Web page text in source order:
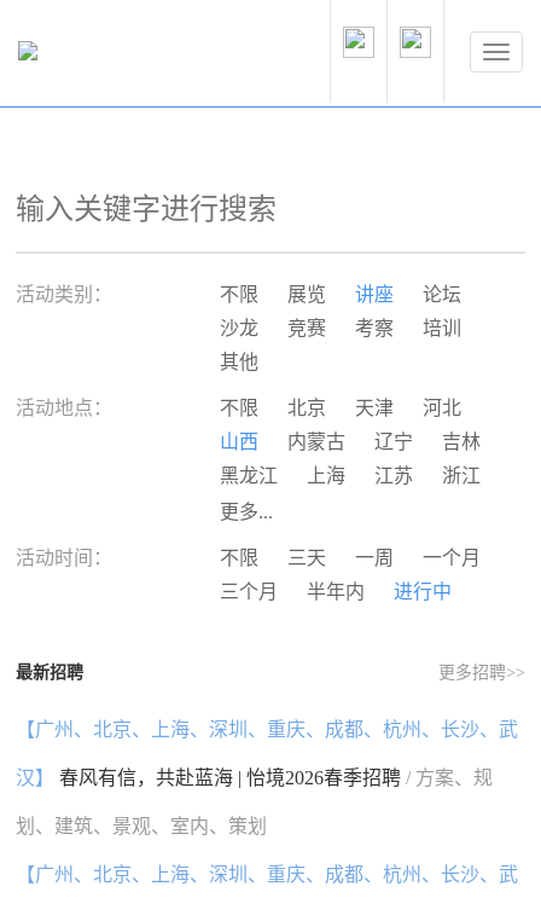
活动类别： 不限 展览 讲座
论坛
沙龙
竞赛 考察
培训
其他
活动地点： 不限 北京 天津
河北
山西
内蒙古 辽宁
吉林
黑龙江
上海 江苏
浙江
安徽
广东
广西
海南 重庆
四川
国外
更多...
活动时间： 不限 三天 一周
一个月
三个月
半年内 进行中
最新招聘 更多招聘>>
【广州、北京、上海、深圳、重庆、成都、杭州、长沙、武
汉】 春风有信，共赴蓝海 | 怡境2026春季招聘/ 方案、规
划、建筑、景观、室内、策划
【广州、北京、上海、深圳、重庆、成都、杭州、长沙、武